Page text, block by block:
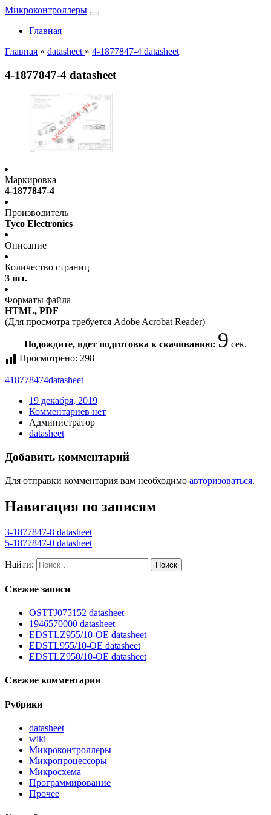
Микроконтроллеры
Главная
Главная » datasheet » 4-1877847-4 datasheet
4-1877847-4 datasheet
Маркировка
4-1877847-4
Производитель
Tyco Electronics
Описание
Количество страниц
3 шт.
Форматы файла
HTML, PDF
(Для просмотра требуется Adobe Acrobat Reader)
Подождите, идет подготовка к скачиванию: 9 сек.
Просмотрено: 298
418778474datasheet
19 декабря, 2019
Комментариев нет
Администратор
datasheet
Добавить комментарий
Для отправки комментария вам необходимо авторизоваться.
Навигация по записям
3-1877847-8 datasheet
5-1877847-0 datasheet
Найти:
Свежие записи
OSTTJ075152 datasheet
1946570000 datasheet
EDSTLZ955/10-OE datasheet
EDSTL955/10-OE datasheet
EDSTLZ950/10-OE datasheet
Свежие комментарии
Рубрики
datasheet
wiki
Микроконтроллеры
Микропроцессоры
Микросхема
Программирование
Прочее